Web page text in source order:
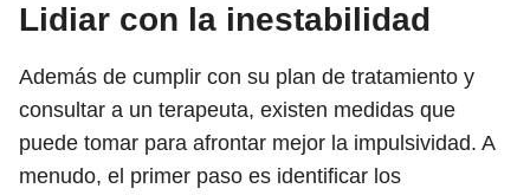
Lidiar con la inestabilidad
Además de cumplir con su plan de tratamiento y
consultar a un terapeuta, existen medidas que
puede tomar para afrontar mejor la impulsividad. A
menudo, el primer paso es identificar los